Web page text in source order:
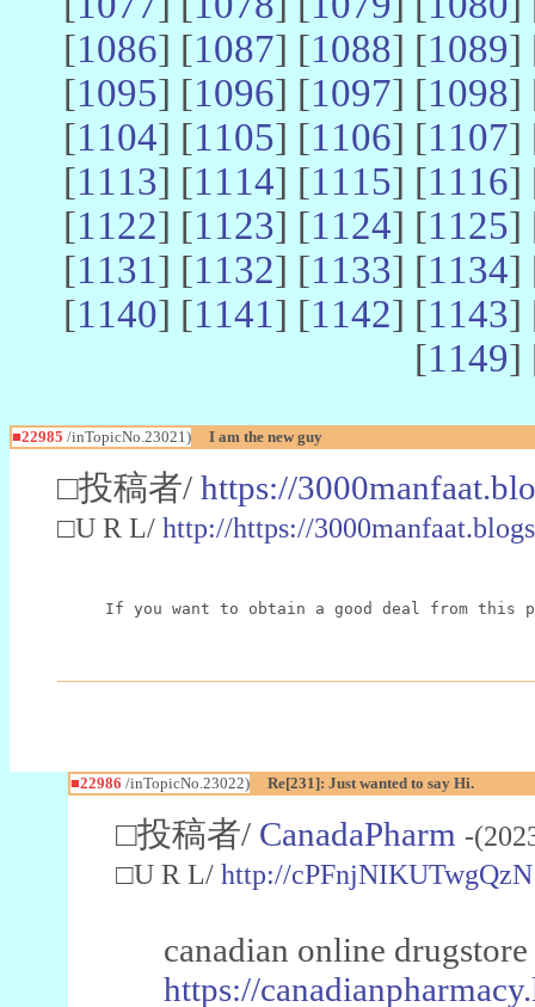
[1086] [1087] [1088] [1089]
[1095] [1096] [1097] [1098]
[1104] [1105] [1106] [1107]
[1113] [1114] [1115] [1116]
[1122] [1123] [1124] [1125]
[1131] [1132] [1133] [1134]
[1140] [1141] [1142] [1143]
[1149]
■22985 /inTopicNo.23021) I am the new guy
□投稿者/ https://
□U R L/ http://https://
If you want to obtain a good deal from this
■22986 /inTopicNo.23022) Re[231]: Just wanted to say Hi.
□投稿者/ CanadaPharm -
□U R L/ http://cPFnjNIKUTwgQzN
canadian online
https://